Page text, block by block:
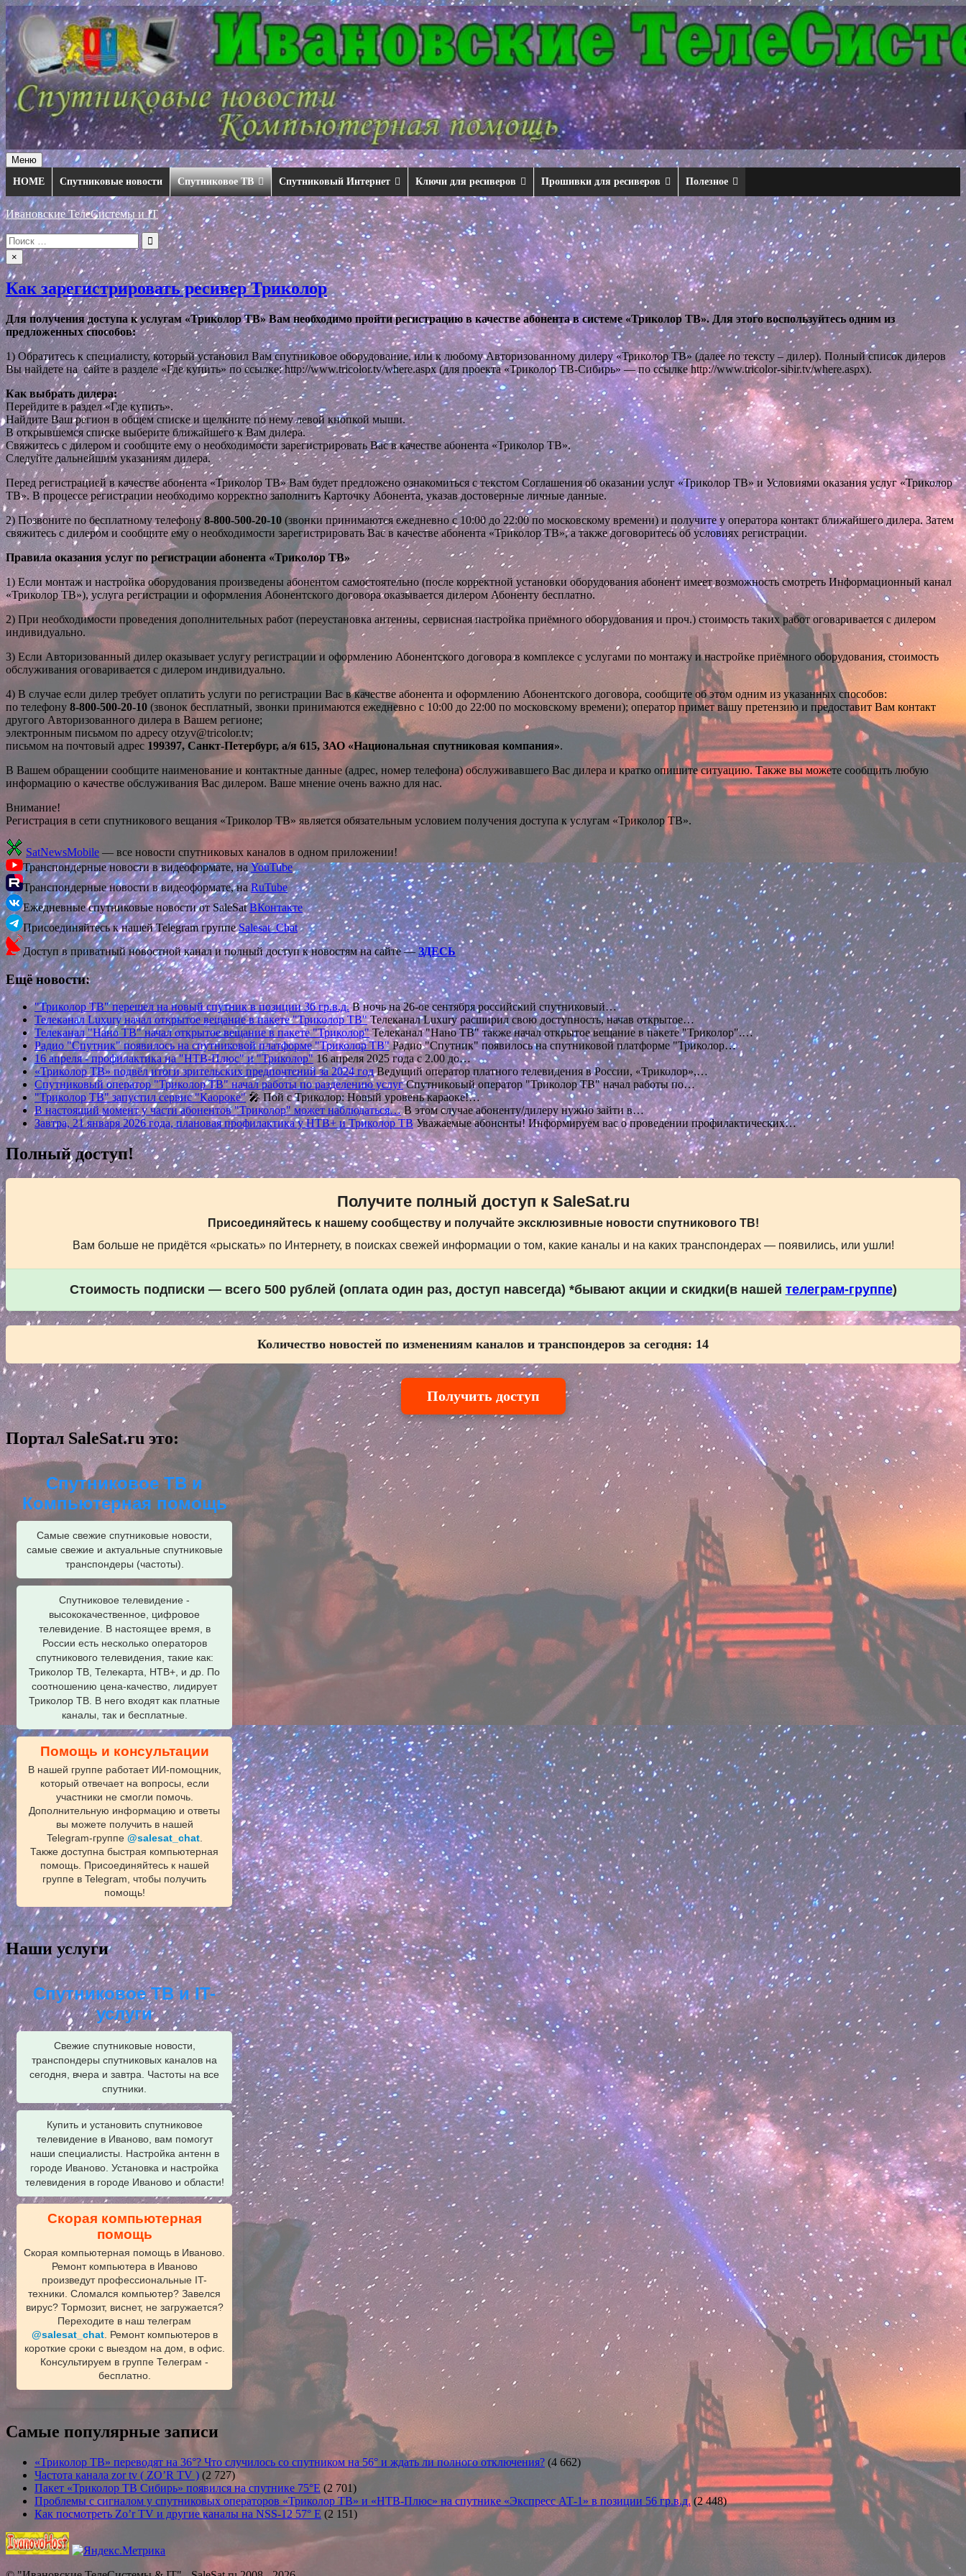
Перейти
к
содержимому
Меню
HOME
Спутниковые новости Спутниковое ТВ Спутниковый Интернет Ключи для ресиверов Прошивки для ресиверов Полезное
Ивановские ТелеСистемы и IT
Искать:
×
Как зарегистрировать ресивер Триколор
Для получения доступа к услугам «Триколор ТВ» Вам необходимо пройти регистрацию в качестве абонента в системе «Триколор ТВ». Для этого воспользуйтесь одним из
предложенных способов:
1)Обратитесь к специалисту, который установил Вам спутниковое оборудование, или к любому Авторизованному дилеру «Триколор ТВ» (далее по тексту – дилер). Полный список дилеров
Вы найдете на сайте в разделе «Где купить» по ссылке:http://www.tricolor.tv/where.aspx(для проекта «Триколор ТВ-Сибирь» — по ссылкеhttp://www.tricolor-sibir.tv/where.aspx).
Как выбрать дилера:
Перейдите в раздел «Где купить».
Найдите Ваш регион в общем списке и щелкните по нему левой кнопкой мыши.
В открывшемся списке выберите ближайшего к Вам дилера.
Свяжитесь с дилером и сообщите ему о необходимости зарегистрировать Вас в качестве абонента «Триколор ТВ».
Следуйте дальнейшим указаниям дилера.
Перед регистрацией в качестве абонента «Триколор ТВ» Вам будет предложено ознакомиться с текстом Соглашения об оказании услуг «Триколор ТВ» и Условиями оказания услуг «Триколор
ТВ». В процессе регистрации необходимо корректно заполнить Карточку Абонента, указав достоверные личные данные.
2) Позвоните по бесплатному телефону 8-800-500-20-10 (звонки принимаются ежедневно с 10:00 до 22:00 по московскому времени) и получите у оператора контакт ближайшего дилера. Затем
свяжитесь с дилером и сообщите ему о необходимости зарегистрировать Вас в качестве абонента «Триколор ТВ», а также договоритесь об условиях регистрации.
Правила оказания услуг по регистрации абонента «Триколор ТВ»
1)Если монтаж и настройка оборудования произведены абонентом самостоятельно (после корректной установки оборудования абонент имеет возможность смотреть Информационный канал
«Триколор ТВ»), услуга регистрации и оформления Абонентского договора оказывается дилером Абоненту бесплатно.
2) При необходимости проведения дополнительных работ (переустановка антенны, сервисная настройка приёмного оборудования и проч.) стоимость таких работ оговаривается с дилером
индивидуально.
3) Если Авторизованный дилер оказывает услугу регистрации и оформлению Абонентского договора в комплексе с услугами по монтажу и настройке приёмного оборудования, стоимость
обслуживания оговаривается с дилером индивидуально.
4) В случае если дилер требует оплатить услуги по регистрации Вас в качестве абонента и оформлению Абонентского договора, сообщите об этом одним из указанных способов:
по телефону 8-800-500-20-10 (звонок бесплатный, звонки принимаются ежедневно с 10:00 до 22:00 по московскому времени); оператор примет вашу претензию и предоставит Вам контакт
другого Авторизованного дилера в Вашем регионе;
электронным письмом по адресу otzyv@tricolor.tv;
письмом на почтовый адрес 199397, Санкт-Петербург, а/я 615, ЗАО «Национальная спутниковая компания».
В Вашем обращении сообщите наименование и контактные данные (адрес, номер телефона) обслуживавшего Вас дилера и кратко опишите ситуацию. Также вы можете сообщить любую
информацию о качестве обслуживания Вас дилером. Ваше мнение очень важно для нас.
Внимание!
Регистрация в сети спутникового вещания «Триколор ТВ» является обязательным условием получения доступа к услугам «Триколор ТВ».
SatNewsMobile — все новости спутниковых каналов в одном приложении!
Транспондерные новости в видеоформате, наYouTube
Транспондерные новости в видеоформате, наRuTube
Ежедневные спутниковые новости от SaleSatВКонтакте
Присоединяйтесь к нашей Telegram группеSalesat_Chat
Доступ в приватный новостной канал и полный доступ к новостям на сайте —ЗДЕСЬ
Ещё новости:
"Триколор ТВ" перешел на новый спутник в позиции 36 гр.в.д.В ночь на 26-ое сентября российский спутниковый…
Телеканал Luxury начал открытое вещание в пакете "Триколор ТВ"Телеканал Luxury расширил свою доступность, начав открытое…
Телеканал "Нано ТВ" начал открытое вещание в пакете "Триколор"Телеканал "Нано ТВ" также начал открытое вещание в пакете "Триколор".…
Радио "Спутник" появилось на спутниковой платформе "Триколор ТВ"Радио "Спутник" появилось на спутниковой платформе "Триколор…
16 апреля - профилактика на "НТВ-Плюс" и "Триколор"16 апреля 2025 года с 2.00 до…
«Триколор ТВ» подвёл итоги зрительских предпочтений за 2024 годВедущий оператор платного телевидения в России, «Триколор»,…
Спутниковый оператор "Триколор ТВ" начал работы по разделению услугСпутниковый оператор "Триколор ТВ" начал работы по…
"Триколор ТВ" запустил сервис "Каороке"🎤 Пой с Триколор: Новый уровень караоке!…
В настоящий момент у части абонентов "Триколор" может наблюдаться…В этом случае абоненту/дилеру нужно зайти в…
Завтра, 21 января 2026 года, плановая профилактика у НТВ+ и Триколор ТВУважаемые абоненты! Информируем вас о проведении профилактических…
Полный доступ!
Получите полный доступ к SaleSat.ru
Присоединяйтесь к нашему сообществу и получайте эксклюзивные новости спутникового ТВ!
Вам больше не придётся «рыскать» по Интернету, в поисках свежей информации о том, какие каналы и на каких транспондерах — появились, или ушли!
Стоимость подписки — всего 500 рублей (оплата один раз, доступ навсегда) *бывают акции и скидки(в нашей телеграм-группе)
Количество новостей по изменениям каналов и транспондеров за сегодня: 14
Получить доступ
Портал SaleSat.ru это:
Спутниковое ТВ и
Компьютерная помощь
Самые свежие спутниковые новости,
самые свежие и актуальные спутниковые
транспондеры (частоты).
Спутниковое телевидение -
высококачественное, цифровое
телевидение. В настоящее время, в
России есть несколько операторов
спутникового телевидения, такие как:
Триколор ТВ, Телекарта, НТВ+, и др. По
соотношению цена-качество, лидирует
Триколор ТВ. В него входят как платные
каналы, так и бесплатные.
Помощь и консультации
В нашей группе работает ИИ‑помощник,
который отвечает на вопросы, если
участники не смогли помочь.
Дополнительную информацию и ответы
вы можете получить в нашей
Telegram‑группе @salesat_chat.
Также доступна быстрая компьютерная
помощь. Присоединяйтесь к нашей
группе в Telegram, чтобы получить
помощь!
Наши услуги
Спутниковое ТВ и IT-
услуги
Свежие спутниковые новости,
транспондеры спутниковых каналов на
сегодня, вчера и завтра. Частоты на все
спутники.
Купить и установить спутниковое
телевидение в Иваново, вам помогут
наши специалисты. Настройка антенн в
городе Иваново. Установка и настройка
телевидения в городе Иваново и области!
Скорая компьютерная
помощь
Скорая компьютерная помощь в Иваново.
Ремонт компьютера в Иваново
произведут профессиональные IT-
техники. Сломался компьютер? Завелся
вирус? Тормозит, виснет, не загружается?
Переходите в наш телеграм
@salesat_chat. Ремонт компьютеров в
короткие сроки с выездом на дом, в офис.
Консультируем в группе Телеграм -
бесплатно.
Самые популярные записи
«Триколор ТВ» переводят на 36°? Что случилось со спутником на 56° и ждать ли полного отключения? (4 662)
Частота канала zor tv ( ZO’R TV ) (2 727)
Пакет «Триколор ТВ Сибирь» появился на спутнике 75°E (2 701)
Проблемы с сигналом у спутниковых операторов «Триколор ТВ» и «НТВ-Плюс» на спутнике «Экспресс АТ-1» в позиции 56 гр.в.д. (2 448)
Как посмотреть Zo’r TV и другие каналы на NSS-12 57° E (2 151)